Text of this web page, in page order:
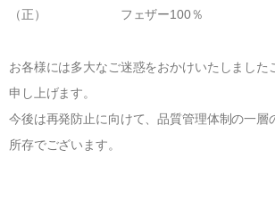
わたしたちの想い
羽ぶとん誕生ストーリー
イワタ羽毛研究所
寝ごこち科学研究所
IWATA 京都本店
IWATA 東京店
IWATAリーガロイヤルホテル大阪店
法人のお客様へ
ショップ運営の方へ
ホテル・宿泊業の方へ
（正） フェザー100％
お各様には多大なご迷惑をおかけいたしました
申し上げます。
今後は再発防止に向けて、品質管理体制の一層
所存でございます。